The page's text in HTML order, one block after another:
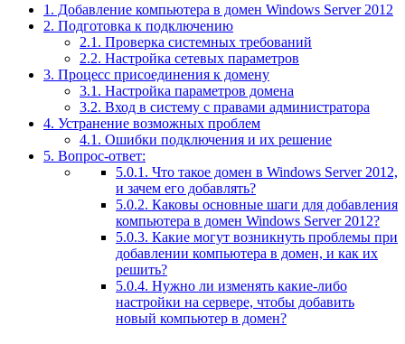
1. Добавление компьютера в домен Windows Server 2012
2. Подготовка к подключению
2.1. Проверка системных требований
2.2. Настройка сетевых параметров
3. Процесс присоединения к домену
3.1. Настройка параметров домена
3.2. Вход в систему с правами администратора
4. Устранение возможных проблем
4.1. Ошибки подключения и их решение
5. Вопрос-ответ:
5.0.1. Что такое домен в Windows Server 2012,
и зачем его добавлять?
5.0.2. Каковы основные шаги для добавления
компьютера в домен Windows Server 2012?
5.0.3. Какие могут возникнуть проблемы при
добавлении компьютера в домен, и как их
решить?
5.0.4. Нужно ли изменять какие-либо
настройки на сервере, чтобы добавить
новый компьютер в домен?